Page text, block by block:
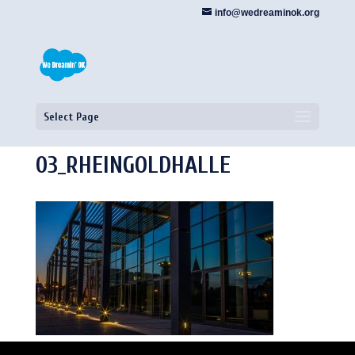
info@wedreaminok.org
Select Page
03_RHEINGOLDHALLE